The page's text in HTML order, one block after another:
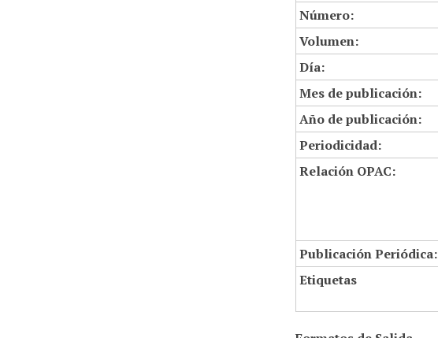
Número:
Volumen:
Día:
Mes de publicación:
Año de publicación:
Periodicidad:
Relación OPAC:
Publicación Periódica:
Etiquetas